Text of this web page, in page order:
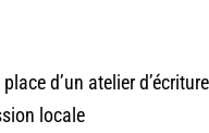
d’un atelier d’écriture
locale